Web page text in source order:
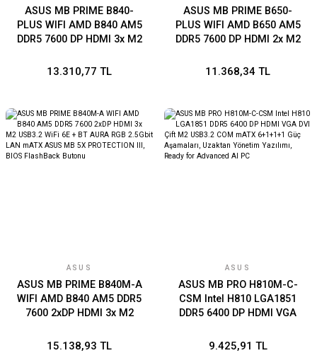
ASUS MB PRIME B840-
PLUS WIFI AMD B840 AM5
DDR5 7600 DP HDMI 3x M2
LAN ATX ASUS MB 5X
13.310,77 TL
ASUS MB PRIME B650-
PLUS WIFI AMD B650 AM5
DDR5 7600 DP HDMI 2x M2
RGB 2.5Gbit LAN ATX
III
11.368,34 TL
ASUS
ASUS MB PRIME B840M-A
WIFI AMD B840 AM5 DDR5
7600 2xDP HDMI 3x M2
RGB 2.5Gbit LAN mATX
15.138,93 TL
ASUS
ASUS MB PRO H810M-C-
CSM Intel H810 LGA1851
DDR5 6400 DP HDMI VGA
mATX 6+1+1+1 Güç
9.425,91 TL